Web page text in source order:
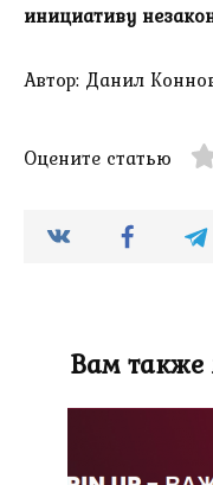
инициативу
Автор: Данил
Оцените статью
Вам также